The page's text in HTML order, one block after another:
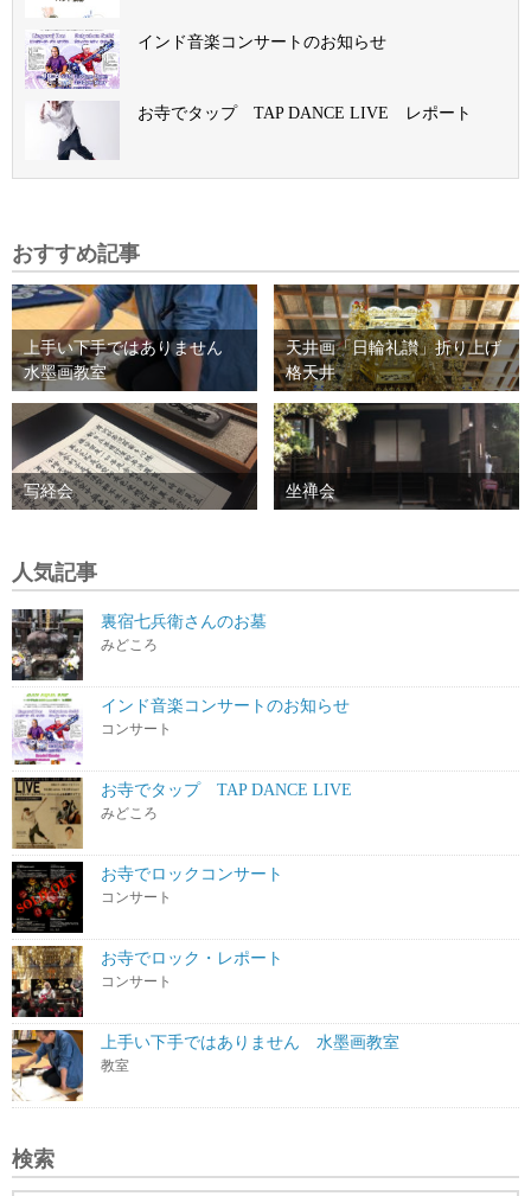
インド音楽コンサートのお知らせ
お寺でタップ TAP DANCE LIVE レポート
おすすめ記事
上手い下手ではありません
水墨画教室
天井画「日輪礼讃」折り上げ
格天井
写経会 坐禅会
人気記事
裏宿七兵衛さんのお墓
みどころ
インド音楽コンサートのお知らせ
コンサート
お寺でタップ TAP DANCE LIVE
みどころ
お寺でロックコンサート
コンサート
お寺でロック・レポート
コンサート
上手い下手ではありません 水墨画教室
教室
検索